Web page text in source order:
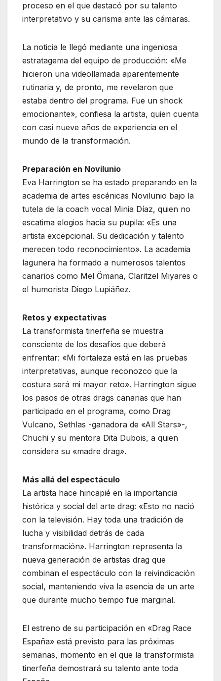
proceso en el que destacó por su talento
interpretativo y su carisma ante las cámaras.
La noticia le llegó mediante una ingeniosa
estratagema del equipo de producción: «Me
hicieron una videollamada aparentemente
rutinaria y, de pronto, me revelaron que
estaba dentro del programa. Fue un shock
emocionante», confiesa la artista, quien cuenta
con casi nueve años de experiencia en el
mundo de la transformación.
Preparación en Novilunio
Eva Harrington se ha estado preparando en la
academia de artes escénicas Novilunio bajo la
tutela de la coach vocal Minia Díaz, quien no
escatima elogios hacia su pupila: «Es una
artista excepcional. Su dedicación y talento
merecen todo reconocimiento». La academia
lagunera ha formado a numerosos talentos
canarios como Mel Ömana, Claritzel Miyares o
el humorista Diego Lupiáñez.
Retos y expectativas
La transformista tinerfeña se muestra
consciente de los desafíos que deberá
enfrentar: «Mi fortaleza está en las pruebas
interpretativas, aunque reconozco que la
costura será mi mayor reto». Harrington sigue
los pasos de otras drags canarias que han
participado en el programa, como Drag
Vulcano, Sethlas -ganadora de «All Stars»-,
Chuchi y su mentora Dita Dubois, a quien
considera su «madre drag».
Más allá del espectáculo
La artista hace hincapié en la importancia
histórica y social del arte drag: «Esto no nació
con la televisión. Hay toda una tradición de
lucha y visibilidad detrás de cada
transformación». Harrington representa la
nueva generación de artistas drag que
combinan el espectáculo con la reivindicación
social, manteniendo viva la esencia de un arte
que durante mucho tiempo fue marginal.
El estreno de su participación en «Drag Race
España» está previsto para las próximas
semanas, momento en el que la transformista
tinerfeña demostrará su talento ante toda